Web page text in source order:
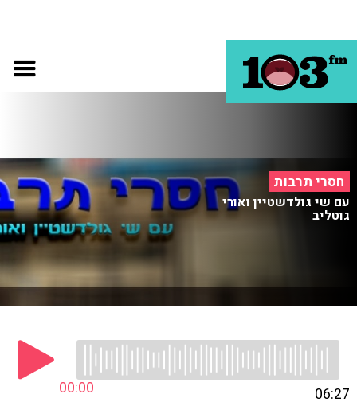
חסרי תרבות
עם שי גולדשטיין ואורי
גוטליב
00:00 06:27